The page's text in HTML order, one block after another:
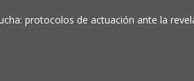
protocolos de actuación ante la